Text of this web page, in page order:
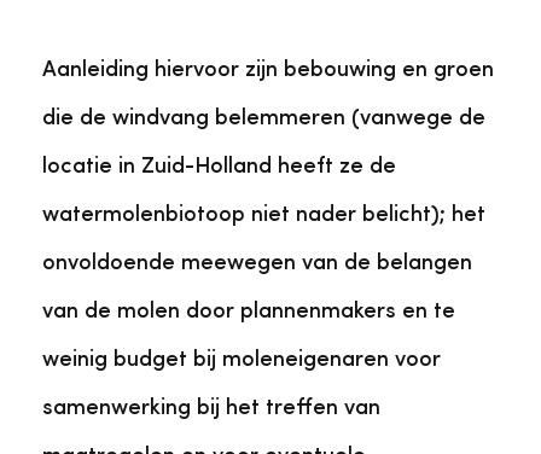
Aanleiding hiervoor zijn bebouwing en groen
die de windvang belemmeren (vanwege de
locatie in Zuid-Holland heeft ze de
watermolenbiotoop niet nader belicht); het
onvoldoende meewegen van de belangen
van de molen door plannenmakers en te
weinig budget bij moleneigenaren voor
samenwerking bij het treffen van